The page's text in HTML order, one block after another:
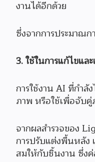
งานได้อีกด้วย
ซึ่งจากการประมาณก
3. ใช้ในการแก้ไขแ
การใช้งาน AI ที่กำลั
ภาพ หรือใช้เพื่อจับ
จากผลสำรวจของ
การปรับแต่งพื้นหลัง
สมให้กับชิ้นงาน ซึ่งค่